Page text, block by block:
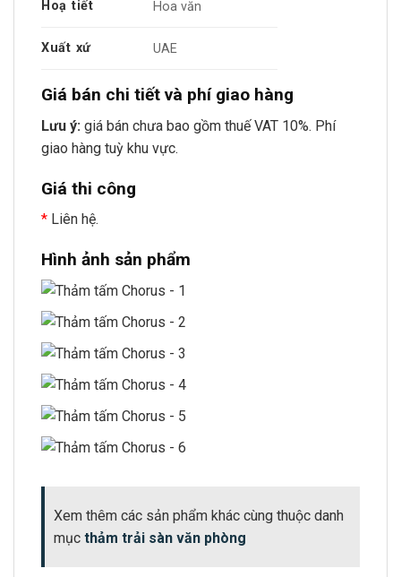
Hoạ tiết Hoa văn
Xuất xứ UAE
Giá bán chi tiết và phí giao hàng
Lưu ý: giá bán chưa bao gồm thuế VAT 10%. Phí
giao hàng tuỳ khu vực.
Giá thi công
* Liên hệ.
Hình ảnh sản phẩm
Xem thêm các sản phẩm khác cùng thuộc danh
mục thảm trải sàn văn phòng